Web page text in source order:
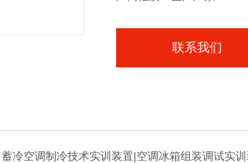
联系我们
冷空调制冷技术实训装置|空调冰箱组装调试实训